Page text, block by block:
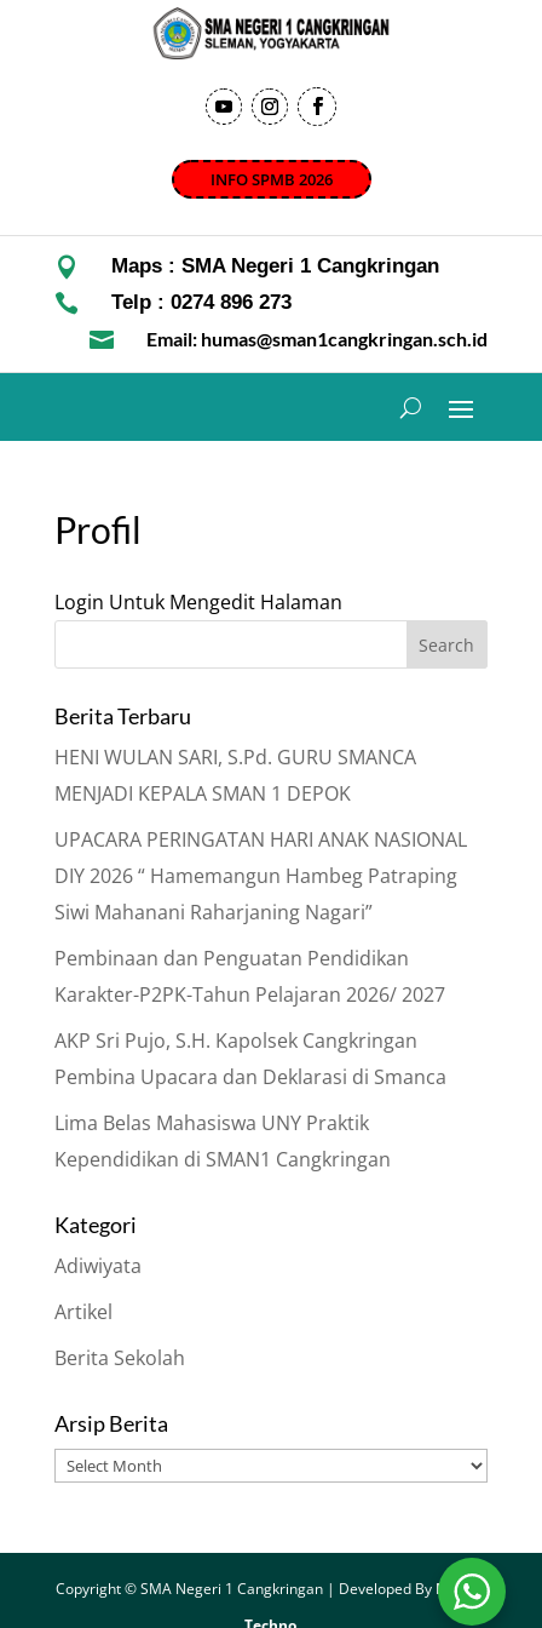
INFO SPMB 2026
 Maps : SMA Negeri 1 Cangkringan
 Telp : 0274 896 273
 Email: humas@sman1cangkringan.sch.id
Profil
Login Untuk Mengedit Halaman
Berita Terbaru
HENI WULAN SARI, S.Pd. GURU SMANCA
MENJADI KEPALA SMAN 1 DEPOK
UPACARA PERINGATAN HARI ANAK NASIONAL
DIY 2026 “ Hamemangun Hambeg Patraping
Siwi Mahanani Raharjaning Nagari”
Pembinaan dan Penguatan Pendidikan
Karakter-P2PK-Tahun Pelajaran 2026/ 2027
AKP Sri Pujo, S.H. Kapolsek Cangkringan
Pembina Upacara dan Deklarasi di Smanca
Lima Belas Mahasiswa UNY Praktik
Kependidikan di SMAN1 Cangkringan
Kategori
Adiwiyata
Artikel
Berita Sekolah
Arsip Berita
Arsip
Copyright © SMA Negeri 1 Cangkringan | Developed By Merapi